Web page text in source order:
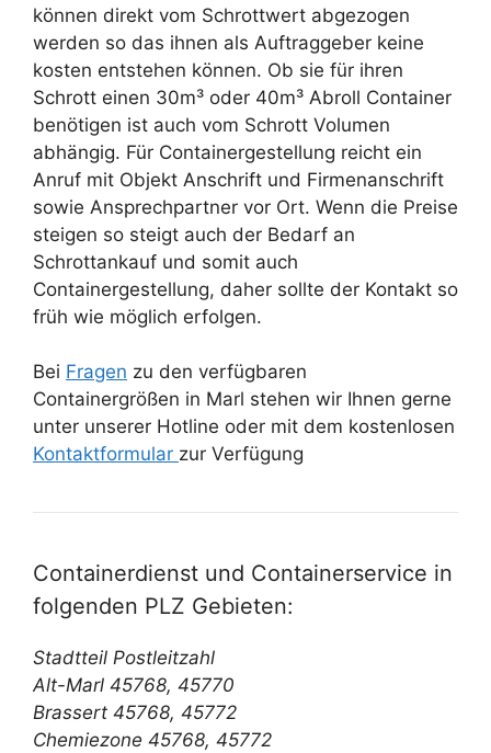
können direkt vom Schrottwert abgezogen
werden so das ihnen als Auftraggeber keine
kosten entstehen können. Ob sie für ihren
Schrott einen 30m³ oder 40m³ Abroll Container
benötigen ist auch vom Schrott Volumen
abhängig. Für Containergestellung reicht ein
Anruf mit Objekt Anschrift und Firmenanschrift
sowie Ansprechpartner vor Ort. Wenn die Preise
steigen so steigt auch der Bedarf an
Schrottankauf und somit auch
Containergestellung, daher sollte der Kontakt so
früh wie möglich erfolgen.
Bei Fragen zu den verfügbaren
Containergrößen in Marl stehen wir Ihnen gerne
unter unserer Hotline oder mit dem kostenlosen
Kontaktformular zur Verfügung
Containerdienst und Containerservice in
folgenden PLZ Gebieten:
Stadtteil Postleitzahl
Alt-Marl 45768, 45770
Brassert 45768, 45772
Chemiezone 45768, 45772